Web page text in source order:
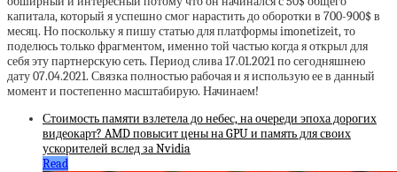
капитала, который я успешно смог нарастить до оборотки в 700-900$ в
месяц. Но поскольку я пишу статью для платформы imonetizeit, то
поделюсь только фрагментом, именно той частью когда я открыл для
себя эту партнерскую сеть. Период слива 17.01.2021 по сегодняшнею
дату 07.04.2021. Связка полностью рабочая и я использую ее в данный
момент и постепенно масштабирую. Начинаем!
Стоимость памяти взлетела до небес, на очереди эпоха дорогих
видеокарт? AMD повысит цены на GPU и память для своих
ускорителей вслед за Nvidia
Read